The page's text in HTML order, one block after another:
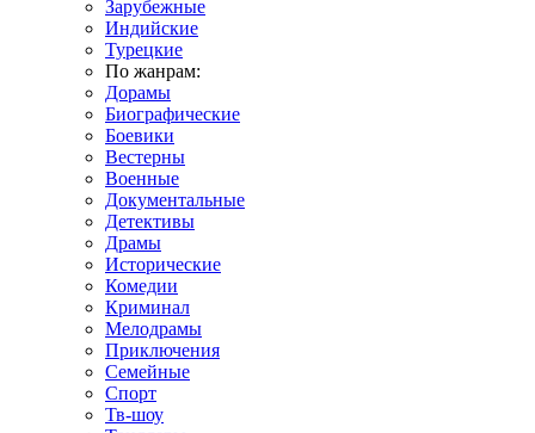
Зарубежные
Индийские
Турецкие
По жанрам:
Дорамы
Биографические
Боевики
Вестерны
Военные
Документальные
Детективы
Драмы
Исторические
Комедии
Криминал
Мелодрамы
Приключения
Семейные
Спорт
Тв-шоу